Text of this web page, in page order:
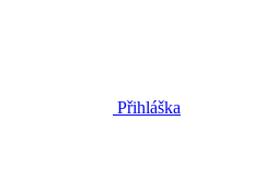
Přihláška